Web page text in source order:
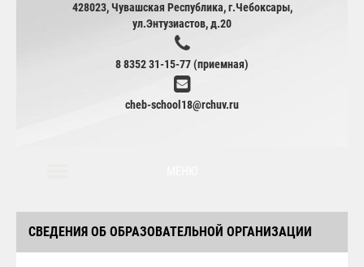
428023, Чувашская Республика, г.Чебоксары,
ул.Энтузиастов, д.20
8 8352 31-15-77 (приемная)
cheb-school18@rchuv.ru
СВЕДЕНИЯ ОБ ОБРАЗОВАТЕЛЬНОЙ ОРГАНИЗАЦИИ